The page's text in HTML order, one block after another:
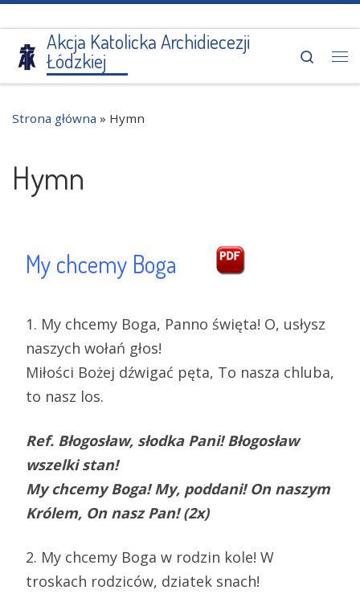
Przejdź do treści
Akcja Katolicka Archidiecezji
Łódzkiej
Search
Strona główna » Hymn
Hymn
My chcemy Boga
1. My chcemy Boga, Panno święta! O, usłysz
naszych wołań głos!
Miłości Bożej dźwigać pęta, To nasza chluba,
to nasz los.
Ref. Błogosław, słodka Pani! Błogosław
wszelki stan!
My chcemy Boga! My, poddani! On naszym
Królem, On nasz Pan! (2x)
2. My chcemy Boga w rodzin kole! W
troskach rodziców, dziatek snach!